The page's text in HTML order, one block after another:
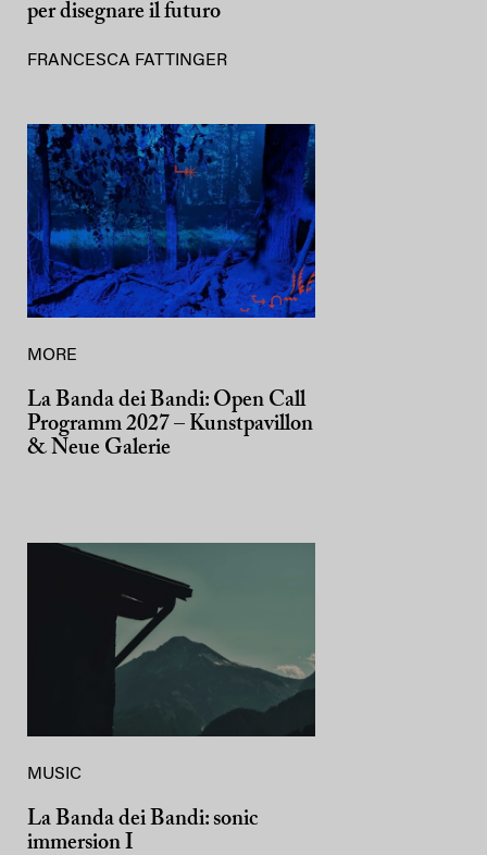
per disegnare il futuro
FRANCESCA FATTINGER
MORE
La Banda dei Bandi: Open Call
Programm 2027 – Kunstpavillon
& Neue Galerie
MUSIC
La Banda dei Bandi: sonic
immersion I